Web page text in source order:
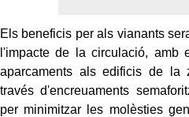
Els beneficis per als vianants
l'impacte de la circulació, amb
aparcaments als edificis de
través d'encreuaments
per minimitzar les molèsties